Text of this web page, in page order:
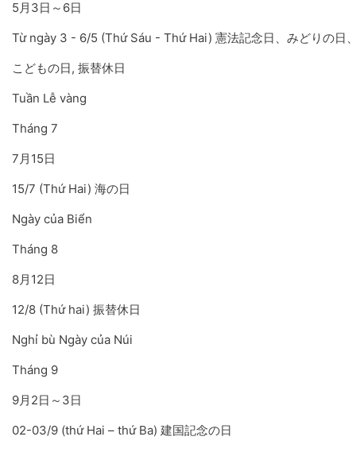
5月3日～6日
Từ ngày 3 - 6/5 (Thứ Sáu - Thứ Hai) 憲法記念日、みどりの日
こどもの日, 振替休日
Tuần Lễ vàng
Tháng 7
7月15日
15/7 (Thứ Hai) 海の日
Ngày của Biển
Tháng 8
8月12日
12/8 (Thứ hai) 振替休日
Nghỉ bù Ngày của Núi
Tháng 9
9月2日～3日
02-03/9 (thứ Hai – thứ Ba) 建国記念の日